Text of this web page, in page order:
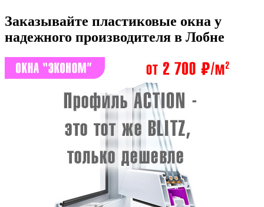
Заказывайте пластиковые окна у
надежного производителя в Лобне